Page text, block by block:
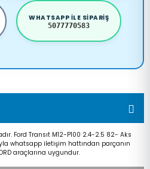
WHATSAPP ILE SIPARIŞ
5077770583
Ford Transıt M12-P100 2.4-2.5 82- Aks
whatsapp iletişim hattından parçanın
araçlarına uygundur.